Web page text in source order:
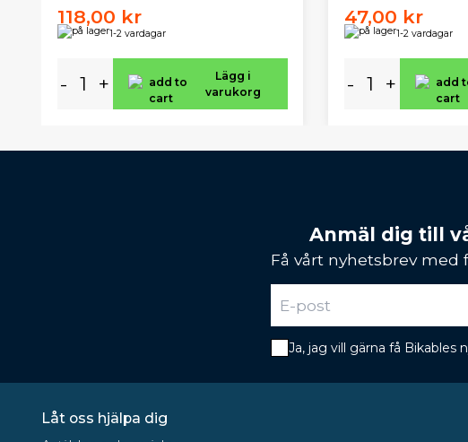
118,00 kr
1-2 vardagar
- +
Lägg i
varukorg
47,00 kr
1-2 vardagar
- +
Anmäl dig till
Få vårt nyhetsbrev med
Ja, jag vill gärna få Bikables
Låt oss hjälpa dig